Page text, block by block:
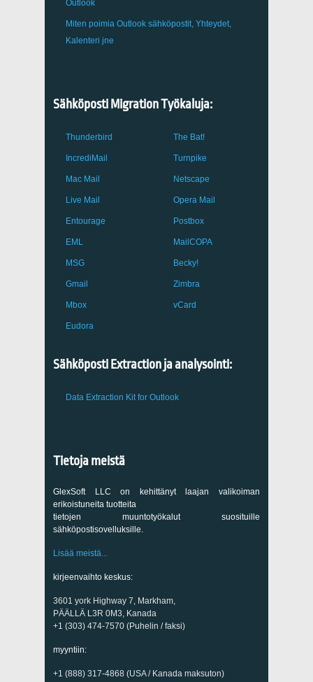
Outlook
Miten poimia Outlook sähköpostit, Yhteydet,
Kalenteri jne
Sähköposti Migration Työkaluja:
Thunderbird
IncrediMail
Mac Mail
Live Mail
Entourage
EML
MSG
Gmail
Mbox
Eudora
The Bat!
Turnpike
Netscape
Opera Mail
Postbox
MailCOPA
Becky!
Zimbra
vCard
Sähköposti Extraction ja analysointi:
Data Extraction Kit for Outlook
Tietoja meistä
GlexSoft LLC on kehittänyt laajan valikoiman
erikoistuneita tuotteita
tietojen muuntotyökalut suosituille
sähköpostisovelluksille.
Lisää meistä...
kirjeenvaihto keskus:
3601 york Highway 7, Markham,
PÄÄLLÄ L3R 0M3, Kanada
+1 (303) 474-7570 (Puhelin / faksi)
myyntiin:
+1 (888) 317-4868 (USA / Kanada maksuton)